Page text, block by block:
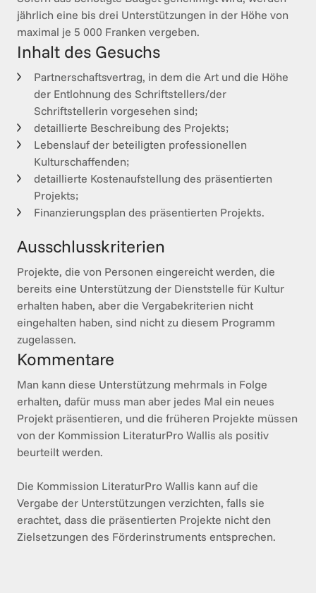
jährlich eine bis drei Unterstützungen in der Höhe von
maximal je 5 000 Franken vergeben.
Inhalt des Gesuchs
Partnerschaftsvertrag, in dem die Art und die Höhe
der Entlohnung des Schriftstellers/der
Schriftstellerin vorgesehen sind;
detaillierte Beschreibung des Projekts;
Lebenslauf der beteiligten professionellen
Kulturschaffenden;
detaillierte Kostenaufstellung des präsentierten
Projekts;
Finanzierungsplan des präsentierten Projekts.
Ausschlusskriterien
Projekte, die von Personen eingereicht werden, die
bereits eine Unterstützung der Dienststelle für Kultur
erhalten haben, aber die Vergabekriterien nicht
eingehalten haben, sind nicht zu diesem Programm
zugelassen.
Kommentare
Man kann diese Unterstützung mehrmals in Folge
erhalten, dafür muss man aber jedes Mal ein neues
Projekt präsentieren, und die früheren Projekte müssen
von der Kommission LiteraturPro Wallis als positiv
beurteilt werden.
Die Kommission LiteraturPro Wallis kann auf die
Vergabe der Unterstützungen verzichten, falls sie
erachtet, dass die präsentierten Projekte nicht den
Zielsetzungen des Förderinstruments entsprechen.